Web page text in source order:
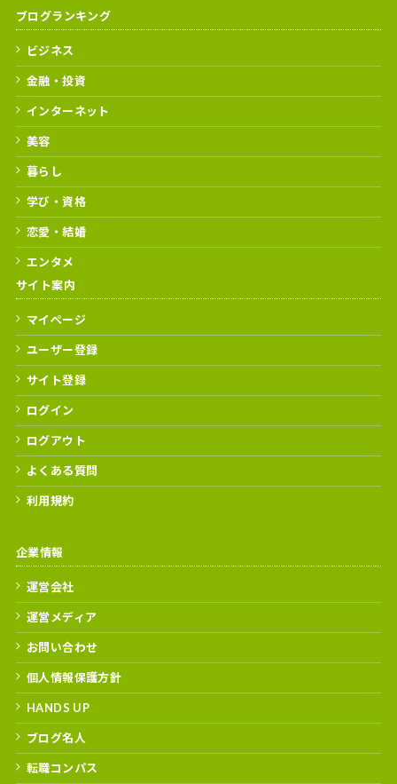
ブログランキング
ビジネス
金融・投資
インターネット
美容
暮らし
学び・資格
恋愛・結婚
エンタメ
サイト案内
マイページ
ユーザー登録
サイト登録
ログイン
ログアウト
よくある質問
利用規約
企業情報
運営会社
運営メディア
お問い合わせ
個人情報保護方針
HANDS UP
ブログ名人
転職コンパス